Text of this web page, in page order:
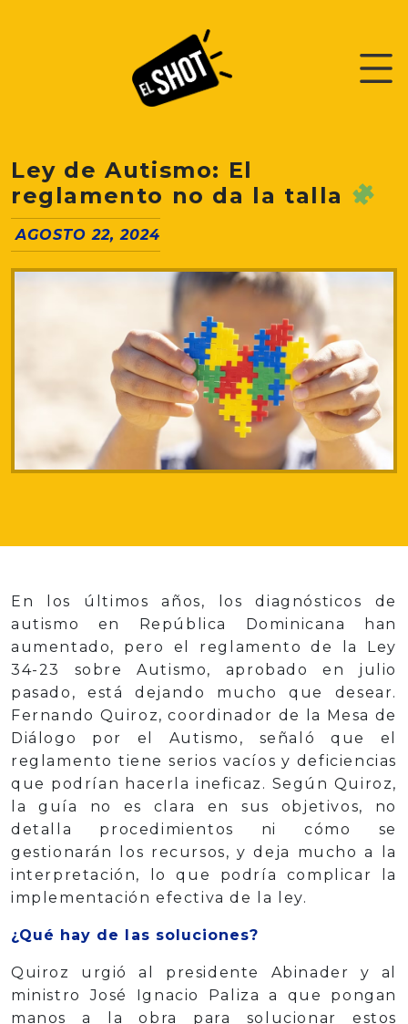
Ley de Autismo: El
reglamento no da la talla
AGOSTO 22, 2024
En los últimos años, los diagnósticos de
autismo en República Dominicana han
aumentado, pero el reglamento de la Ley
34-23 sobre Autismo, aprobado en julio
pasado, está dejando mucho que desear.
Fernando Quiroz, coordinador de la Mesa de
Diálogo por el Autismo, señaló que el
reglamento tiene serios vacíos y deficiencias
que podrían hacerla ineficaz. Según Quiroz,
la guía no es clara en sus objetivos, no
detalla procedimientos ni cómo se
gestionarán los recursos, y deja mucho a la
interpretación, lo que podría complicar la
implementación efectiva de la ley.
¿Qué hay de las soluciones?
Quiroz urgió al presidente Abinader y al
ministro José Ignacio Paliza a que pongan
manos a la obra para solucionar estos